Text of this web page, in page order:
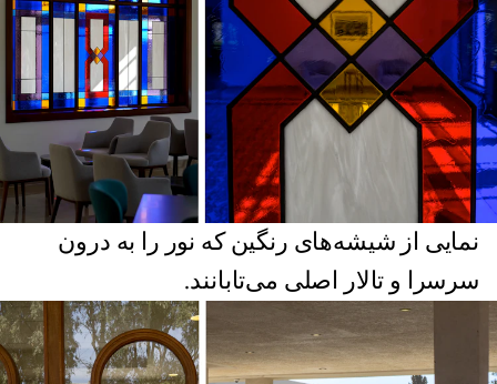
نمایی از شیشه‌های رنگین که نور را به درون
سرسرا و تالار اصلی می‌تابانند.